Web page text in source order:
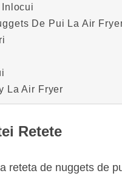
De Pui La Air
La Air Fryer
Retete
reteta de nuggets de